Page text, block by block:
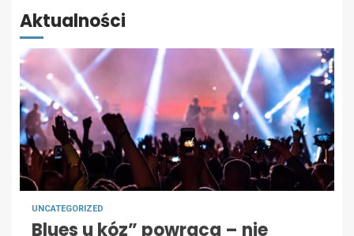
Aktualności
UNCATEGORIZED
Blues u kóz” powraca – nie